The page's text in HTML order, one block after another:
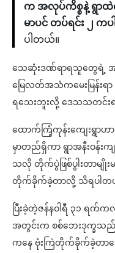
က အလုပ်ကိစ္စနဲ့ ရွာ
မာပင် တပ်ရင်း ၂ ကပ
ပါတယ်။
သေဆုံးဒဏ်ရာရသူတွေရဲ့
မြေလတ်အသံကမေးမြန်းရာ
ရသေးဘူးလို့ ဒေသသတင်း
ထောက်ကြံ့ကုန်းကျေးရွာဟာ
မှာတည်ရှိကာ ရွာအနီးဝန်းက
သလို တိုက်ပွဲဖြစ်ပွါးတာမျို
တိုက်ခိုက်ခဲ့တာလို့ သိရပါတ
ပြီးခဲ့တဲ့ဇန်နဝါရီ ၃၁ ရ
အတွင်းက စစ်ဘေးဒုက္ခသည်
ကနေ ဗုံးကြဲတိုက်ခိုက်ခဲ့တာက